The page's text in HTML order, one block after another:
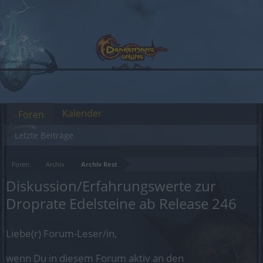
Foren Archiv Archiv Rest
Diskussion/Erfahrungswerte zur
Droprate Edelsteine ab Release 246
Liebe(r) Forum-Leser/in,
wenn Du in diesem Forum aktiv an den
Foren
Letzte Beiträge
Kalender